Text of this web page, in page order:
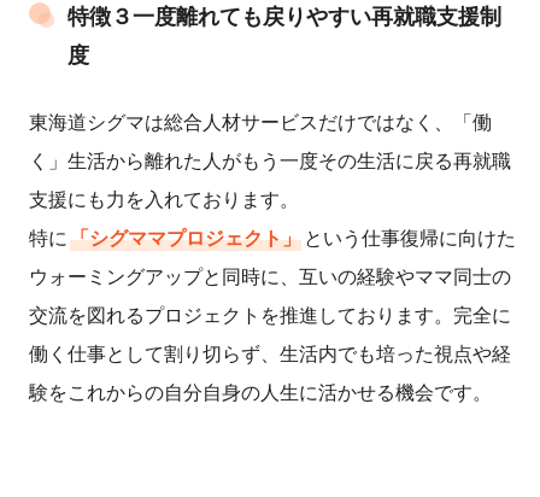
特徴３一度離れても戻りやすい再就職支援制
度
東海道シグマは総合人材サービスだけではなく、「働
く」生活から離れた人がもう一度その生活に戻る再就職
支援にも力を入れております。
特に「シグママプロジェクト」という仕事復帰に向けた
ウォーミングアップと同時に、互いの経験やママ同士の
交流を図れるプロジェクトを推進しております。完全に
働く仕事として割り切らず、生活内でも培った視点や経
験をこれからの自分自身の人生に活かせる機会です。